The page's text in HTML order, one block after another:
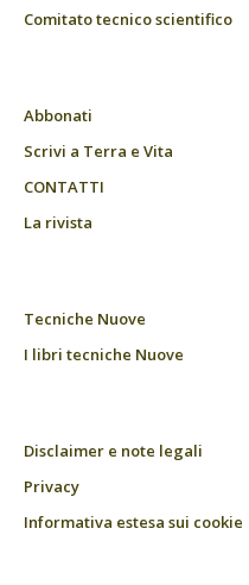
Comitato tecnico scientifico
Abbonati
Scrivi a Terra e Vita
CONTATTI
La rivista
Tecniche Nuove
I libri tecniche Nuove
Disclaimer e note legali
Privacy
Informativa estesa sui cookie